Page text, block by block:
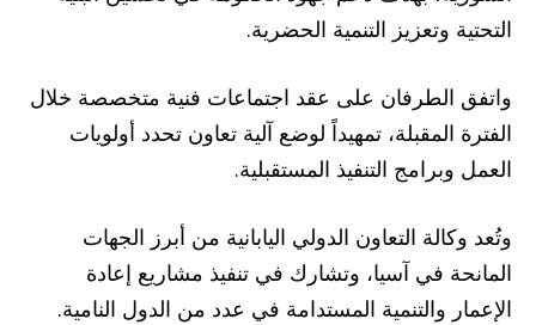
التحتية وتعزيز التنمية الحضرية.
واتفق الطرفان على عقد اجتماعات فنية متخصصة خلال
الفترة المقبلة، تمهيداً لوضع آلية تعاون تحدد أولويات
العمل وبرامج التنفيذ المستقبلية.
وتُعد وكالة التعاون الدولي اليابانية من أبرز الجهات
المانحة في آسيا، وتشارك في تنفيذ مشاريع إعادة
الإعمار والتنمية المستدامة في عدد من الدول النامية.